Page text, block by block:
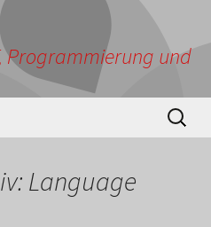
Programmierung und
Suchen
nach:
Language